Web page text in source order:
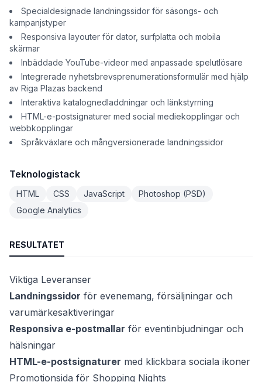
Specialdesignade landningssidor för säsongs- och
kampanjstyper
Responsiva layouter för dator, surfplatta och mobila
skärmar
Inbäddade YouTube-videor med anpassade spelutlösare
Integrerade nyhetsbrevsprenumerationsformulär med hjälp
av Riga Plazas backend
Interaktiva katalognedladdningar och länkstyrning
HTML-e-postsignaturer med social mediekopplingar och
webbkopplingar
Språkväxlare och mångversionerade landningssidor
Teknologistack
HTML CSS JavaScript
Photoshop (PSD)
Google Analytics
RESULTATET
Viktiga Leveranser
Landningssidor för evenemang, försäljningar och
varumärkesaktiveringar
Responsiva e-postmallar för eventinbjudningar och
hälsningar
HTML-e-postsignaturer med klickbara sociala ikoner
Promotionsida för Shopping Nights